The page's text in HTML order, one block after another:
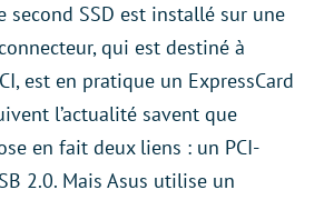
second SSD est installé sur une
qui est destiné à
est en pratique un ExpressCard
l’actualité savent que
en fait deux liens : un PCI-
2.0. Mais Asus utilise un